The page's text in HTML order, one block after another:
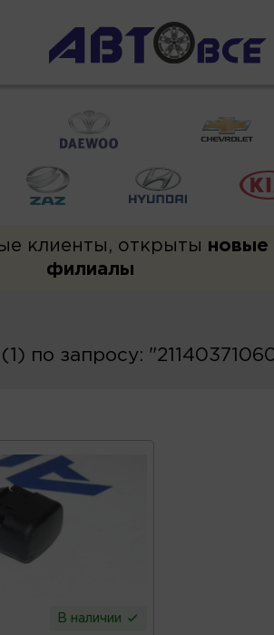
клиенты, открыты новые
филиалы
по запросу:
В наличии